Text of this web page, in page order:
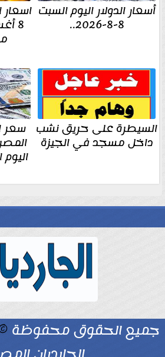
أسعار الدولار اليوم السبت
8-8-2026..
اسعار
السيطرة على حريق نشب
داخل مسجد في الجيزة
سعر
اليوم
جميع الحقوق محفوظة